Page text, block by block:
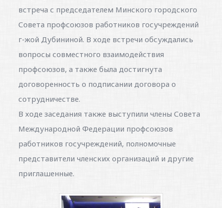
встреча с председателем Минского городского
Совета профсоюзов работников госучреждений
г-жой Дубининой. В ходе встречи обсуждались
вопросы совместного взаимодействия
профсоюзов, а также была достигнута
договоренность о подписании договора о
сотрудничестве.
В ходе заседания также выступили члены Совета
Международной Федерации профсоюзов
работников госучреждений, полномочные
представители членских организаций и другие
приглашенные.